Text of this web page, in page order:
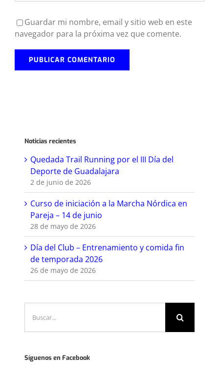
Guardar mi nombre, email y sitio web en este
navegador para la próxima vez que comente.
Noticias recientes
Quedada Trail Running por el III Día del
Deporte de Guadalajara
2 de junio de 2026
Curso de iniciación a la Marcha Nórdica en
Pareja – 14 de junio
28 de mayo de 2026
Día del Club – Entrenamiento y comida fin
de temporada 2026
26 de mayo de 2026
Síguenos en Facebook